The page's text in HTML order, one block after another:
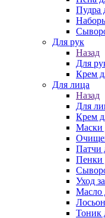
Пудра
Для рук
Назад
Для
Крем
Для лица
Назад
Для
Крем
Маски
Патчи
Пенки
Уход
Масло
Тоник